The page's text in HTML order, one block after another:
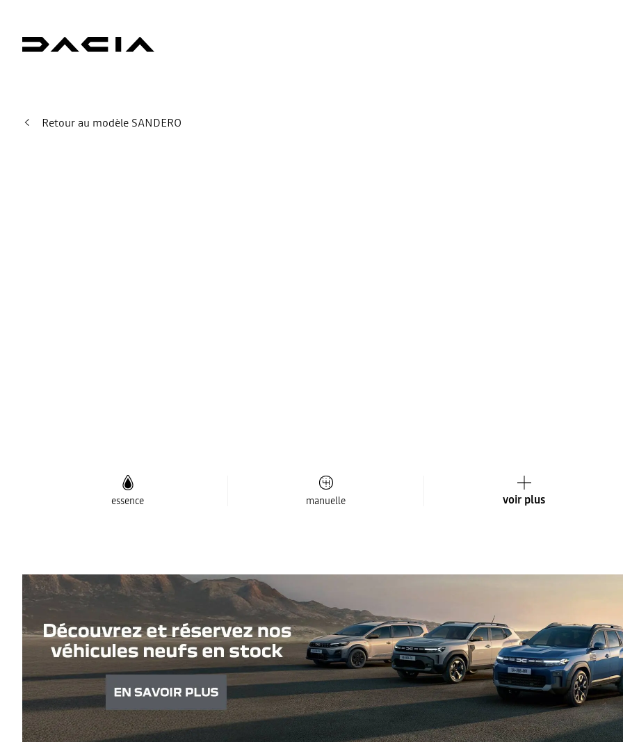
Retour au modèle SANDERO
essence manuelle voir plus